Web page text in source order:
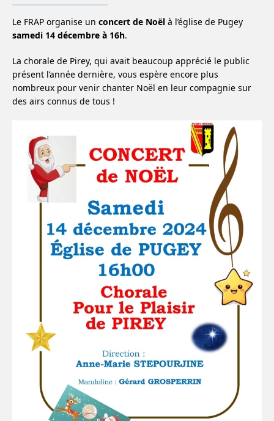
Le FRAP organise un concert de Noël à l’église de Pugey
samedi 14 décembre à 16h.
La chorale de Pirey, qui avait beaucoup apprécié le public
présent l’année dernière, vous espère encore plus
nombreux pour venir chanter Noël en leur compagnie sur
des airs connus de tous !